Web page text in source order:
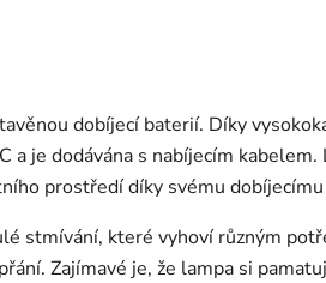
dobíjecí baterií. Díky
je dodávána s nabíjecím
prostředí díky svému
stmívání, které vyhoví různým
Zajímavé je, že lampa si